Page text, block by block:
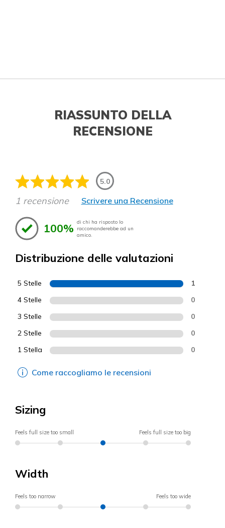
RIASSUNTO DELLA
RECENSIONE
5.0
1 recensione Scrivere una Recensione
100% di chi ha risposto lo
raccomanderebbe ad un
amico.
Distribuzione delle valutazioni
5 Stelle 1
4 Stelle 0
3 Stelle 0
2 Stelle 0
1 Stella 0
Come raccogliamo le recensioni
Sizing
Feels full size too small Feels full size too big
Width
Feels too narrow Feels too wide